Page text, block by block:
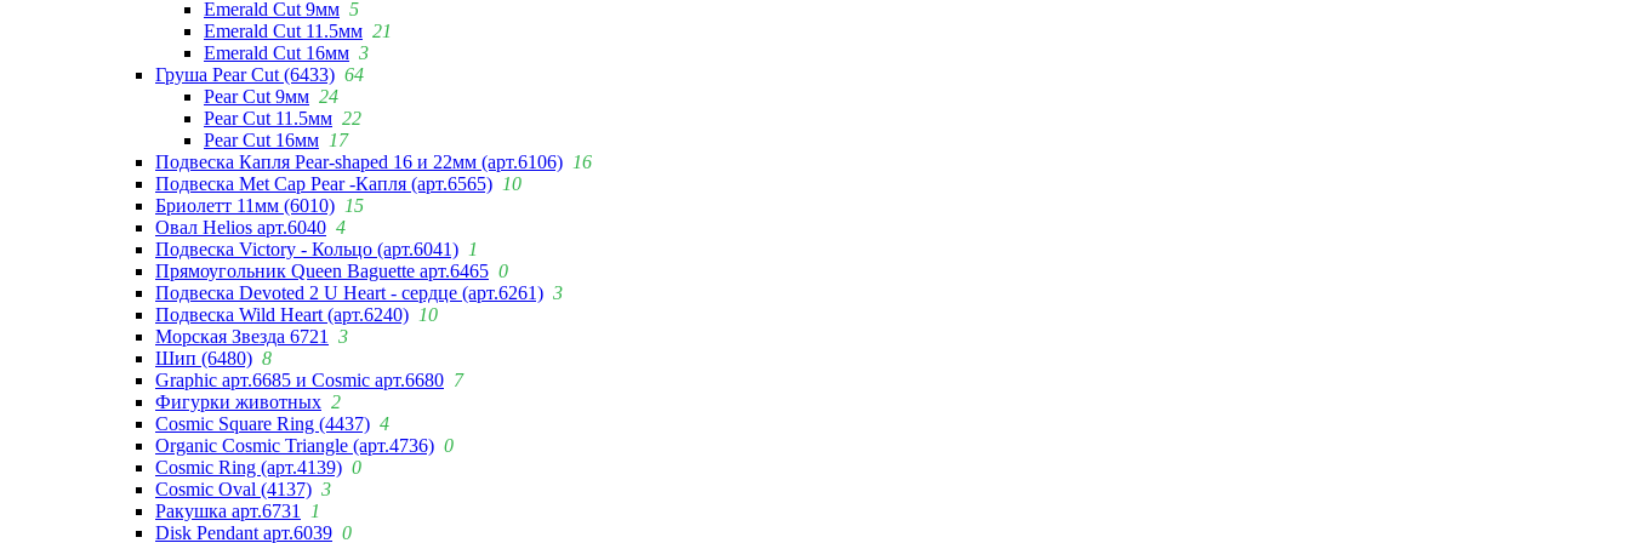
Emerald Cut 9мм 5
Emerald Cut 11.5мм 21
Emerald Cut 16мм 3
Груша Pear Cut (6433) 64
Pear Cut 9мм 24
Pear Cut 11.5мм 22
Pear Cut 16мм 17
Подвеска Капля Pear-shaped 16 и 22мм (арт.6106) 16
Подвеска Met Cap Pear -Капля (арт.6565) 10
Бриолетт 11мм (6010) 15
Овал Helios арт.6040 4
Подвеска Victory - Кольцо (арт.6041) 1
Прямоугольник Queen Baguette арт.6465 0
Подвеска Devoted 2 U Heart - сердце (арт.6261) 3
Подвеска Wild Heart (арт.6240) 10
Морская Звезда 6721
3
Шип (6480) 8
Graphic арт.6685 и Cosmic арт.6680 7
Фигурки животных 2
Cosmic Square Ring (4437) 4
Organic Cosmic Triangle (арт.4736) 0
Cosmic Ring (арт.4139) 0
Cosmic Oval (4137) 3
Ракушка арт.6731
1
Disk Pendant арт.6039 0